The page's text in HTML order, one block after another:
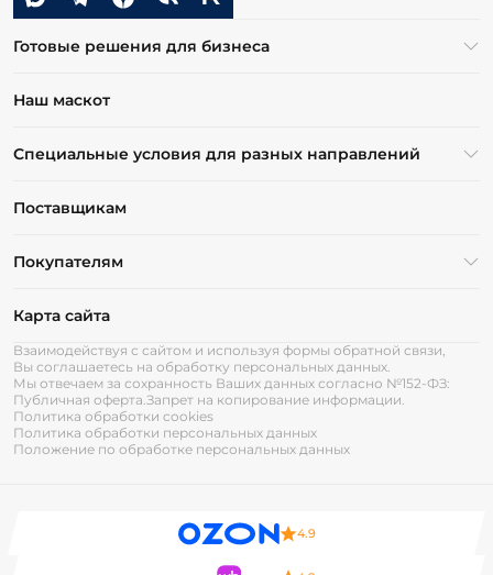
Готовые решения для бизнеса
Наш маскот
Специальные условия для разных направлений
Поставщикам
Покупателям
Карта сайта
Взаимодействуя с сайтом и используя формы обратной связи,
Вы соглашаетесь на обработку персональных данных.
Мы отвечаем за сохранность Ваших данных согласно №152-ФЗ:
Публичная оферта.Запрет на копирование информации.
Политика обработки cookies
Политика обработки персональных данных
Положение по обработке персональных данных
4.9